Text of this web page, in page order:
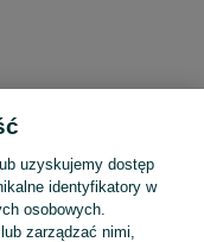
uzyskujemy dostęp
identyfikatory w
osobowych.
zarządzać nimi,